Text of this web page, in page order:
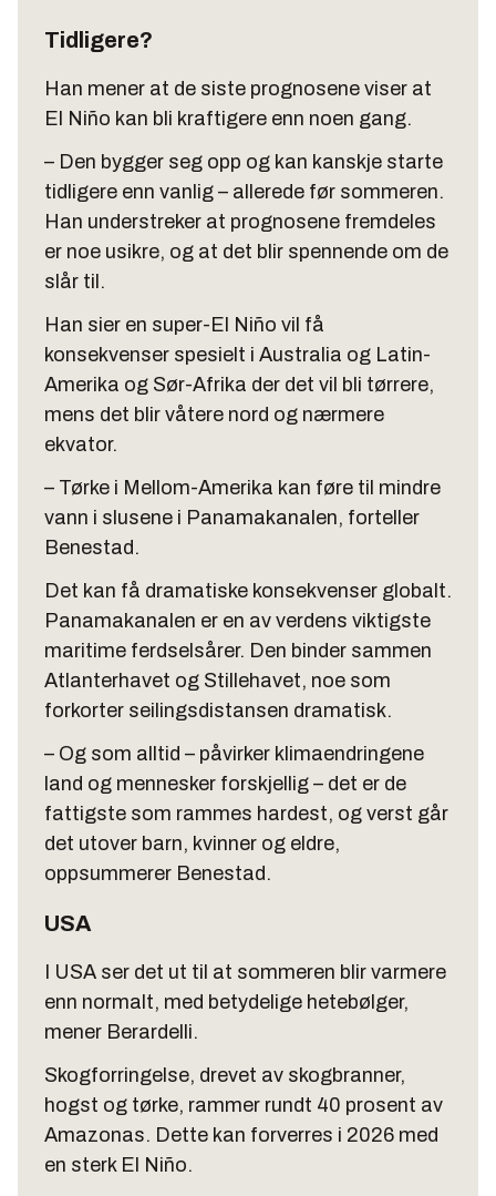
Tidligere?
Han mener at de siste prognosene viser at
El Niño kan bli kraftigere enn noen gang.
– Den bygger seg opp og kan kanskje starte
tidligere enn vanlig – allerede før sommeren.
Han understreker at prognosene fremdeles
er noe usikre, og at det blir spennende om de
slår til.
Han sier en super-El Niño vil få
konsekvenser spesielt i Australia og Latin-
Amerika og Sør-Afrika der det vil bli tørrere,
mens det blir våtere nord og nærmere
ekvator.
– Tørke i Mellom-Amerika kan føre til mindre
vann i slusene i Panamakanalen, forteller
Benestad.
Det kan få dramatiske konsekvenser globalt.
Panamakanalen er en av verdens viktigste
maritime ferdselsårer. Den binder sammen
Atlanterhavet og Stillehavet, noe som
forkorter seilingsdistansen dramatisk.
– Og som alltid – påvirker klimaendringene
land og mennesker forskjellig – det er de
fattigste som rammes hardest, og verst går
det utover barn, kvinner og eldre,
oppsummerer Benestad.
USA
I USA ser det ut til at sommeren blir varmere
enn normalt, med betydelige hetebølger,
mener Berardelli.
Skogforringelse, drevet av skogbranner,
hogst og tørke, rammer rundt 40 prosent av
Amazonas. Dette kan forverres i 2026 med
en sterk El Niño.